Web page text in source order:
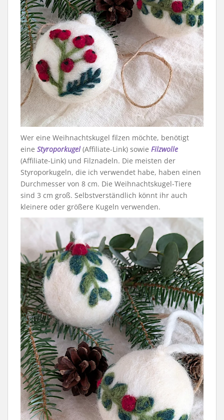
Wer eine Weihnachtskugel filzen möchte, benötigt
eine Styroporkugel(Affiliate-Link) sowie Filzwolle
(Affiliate-Link) und Filznadeln. Die meisten der
Styroporkugeln, die ich verwendet habe, haben einen
Durchmesser von 8 cm. Die Weihnachtskugel-Tiere
sind 3 cm groß. Selbstverständlich könnt ihr auch
kleinere oder größere Kugeln verwenden.